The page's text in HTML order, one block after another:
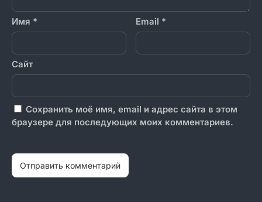
Имя * Email *
Сайт
Сохранить моё имя, email и адрес сайта в этом
браузере для последующих моих комментариев.